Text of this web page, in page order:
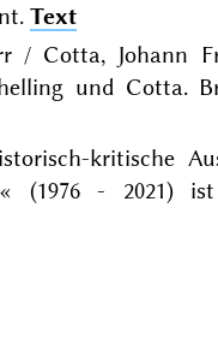
Text
/ Cotta, Johann
und Cotta.
kritische
(1976 - 2021) ist